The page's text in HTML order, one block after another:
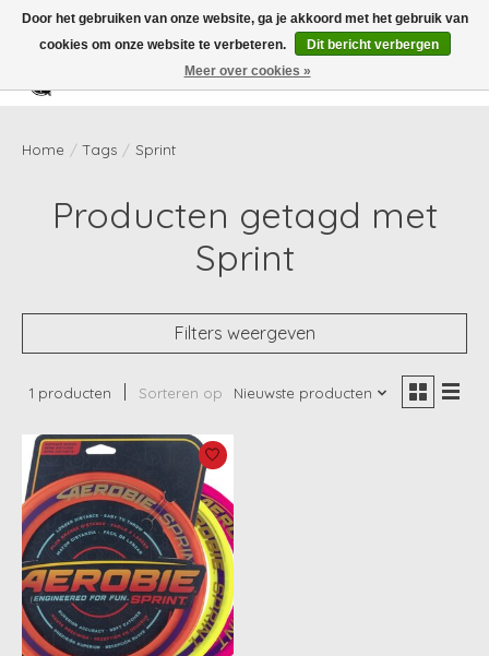
Verlanglijst
Home / Tags / Sprint
Producten getagd met
Sprint
Filters weergeven
1 producten Sorteren op Nieuwste producten
Door het gebruiken van onze website, ga je akkoord met het gebruik van
cookies om onze website te verbeteren.
Dit bericht verbergen
Meer over cookies »